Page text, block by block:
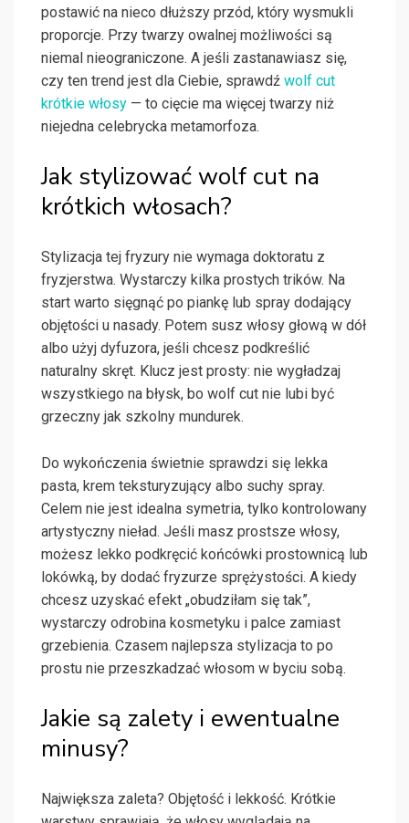
postawić na nieco dłuższy przód, który wysmukli
proporcje. Przy twarzy owalnej możliwości są
niemal nieograniczone. A jeśli zastanawiasz się,
czy ten trend jest dla Ciebie, sprawdź wolf cut
krótkie włosy — to cięcie ma więcej twarzy niż
niejedna celebrycka metamorfoza.
Jak stylizować wolf cut na
krótkich włosach?
Stylizacja tej fryzury nie wymaga doktoratu z
fryzjerstwa. Wystarczy kilka prostych trików. Na
start warto sięgnąć po piankę lub spray dodający
objętości u nasady. Potem susz włosy głową w dół
albo użyj dyfuzora, jeśli chcesz podkreślić
naturalny skręt. Klucz jest prosty: nie wygładzaj
wszystkiego na błysk, bo wolf cut nie lubi być
grzeczny jak szkolny mundurek.
Do wykończenia świetnie sprawdzi się lekka
pasta, krem teksturyzujący albo suchy spray.
Celem nie jest idealna symetria, tylko kontrolowany
artystyczny nieład. Jeśli masz prostsze włosy,
możesz lekko podkręcić końcówki prostownicą lub
lokówką, by dodać fryzurze sprężystości. A kiedy
chcesz uzyskać efekt „obudziłam się tak”,
wystarczy odrobina kosmetyku i palce zamiast
grzebienia. Czasem najlepsza stylizacja to po
prostu nie przeszkadzać włosom w byciu sobą.
Jakie są zalety i ewentualne
minusy?
Największa zaleta? Objętość i lekkość. Krótkie